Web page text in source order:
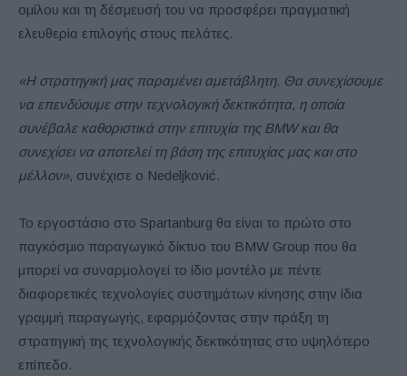
ομίλου και τη δέσμευσή του να προσφέρει πραγματική
ελευθερία επιλογής στους πελάτες.
«Η στρατηγική μας παραμένει αμετάβλητη. Θα συνεχίσουμε
να επενδύουμε στην τεχνολογική δεκτικότητα, η οποία
συνέβαλε καθοριστικά στην επιτυχία της BMW και θα
συνεχίσει να αποτελεί τη βάση της επιτυχίας μας και στο
μέλλον», συνέχισε ο Nedeljković.
Το εργοστάσιο στο Spartanburg θα είναι το πρώτο στο
παγκόσμιο παραγωγικό δίκτυο του BMW Group που θα
μπορεί να συναρμολογεί το ίδιο μοντέλο με πέντε
διαφορετικές τεχνολογίες συστημάτων κίνησης στην ίδια
γραμμή παραγωγής, εφαρμόζοντας στην πράξη τη
στρατηγική της τεχνολογικής δεκτικότητας στο υψηλότερο
επίπεδο.